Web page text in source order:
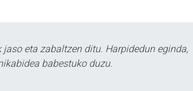
eta zabaltzen ditu. Harpidedun eginda,
babestuko duzu.